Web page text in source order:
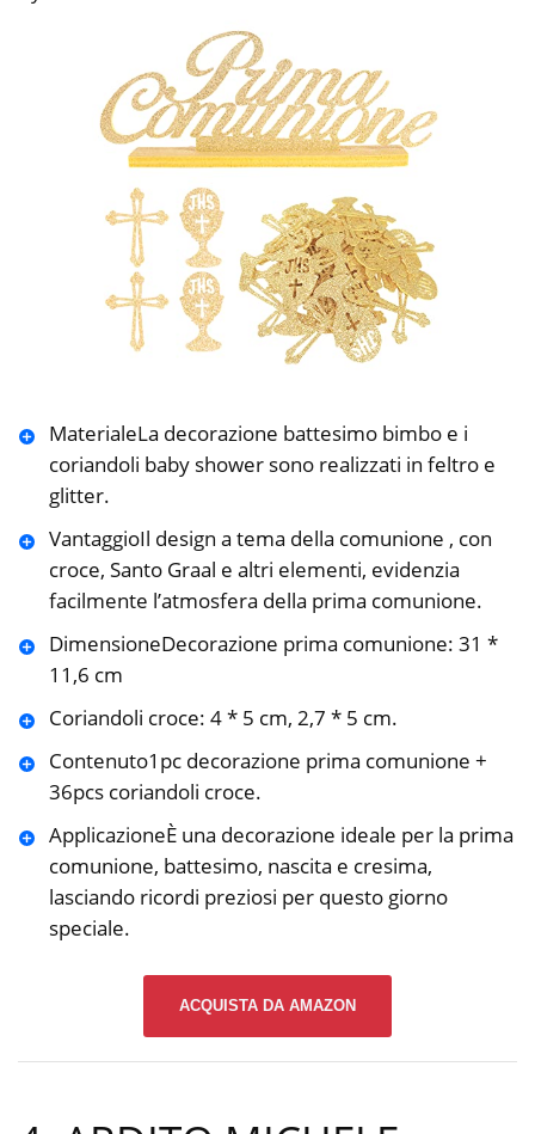
️MaterialeLa decorazione battesimo bimbo e i
coriandoli baby shower sono realizzati in feltro e
glitter.
️VantaggioIl design a tema della comunione , con
croce, Santo Graal e altri elementi, evidenzia
facilmente l’atmosfera della prima comunione.
️DimensioneDecorazione prima comunione: 31 *
11,6 cm
Coriandoli croce: 4 * 5 cm, 2,7 * 5 cm.
️Contenuto1pc decorazione prima comunione +
36pcs coriandoli croce.
️ApplicazioneÈ una decorazione ideale per la prima
comunione, battesimo, nascita e cresima,
lasciando ricordi preziosi per questo giorno
speciale.
ACQUISTA DA AMAZON